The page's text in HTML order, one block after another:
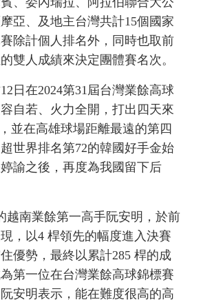
亞、及地主台灣共計15個國家
除計個人排名外，同時也取前
雙人成績來決定團體賽名次。
日在2024第31屆台灣業餘高球
自若、火力全開，打出四天來
並在高雄球場距離最遠的第四
世界排名第72的韓國好手金始
諭之後，再度為我國留下后
越南業餘第一高手阮安明，於前
，以4 桿領先的幅度進入決賽
優勢，最終以累計285 桿的成
第一位在台灣業餘高球錦標賽
安明表示，能在難度很高的高